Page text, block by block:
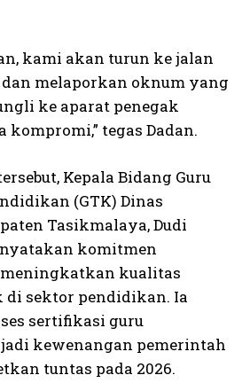
kami akan turun ke jalan
melaporkan oknum yang
ke aparat penegak
kompromi,” tegas Dadan.
Kepala Bidang Guru
(GTK) Dinas
Tasikmalaya, Dudi
komitmen
kualitas
di sektor pendidikan. Ia
sertifikasi guru
kewenangan pemerintah
tuntas pada 2026.